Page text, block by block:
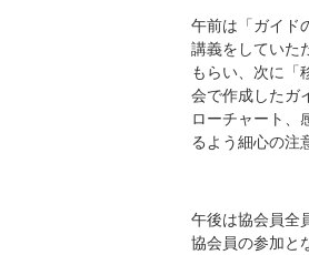
午前は「ガイド
講義をしていた
もらい、次に「
会で作成したガ
ローチャート、
るよう細心の注
午後は協会員全
協会員の参加と